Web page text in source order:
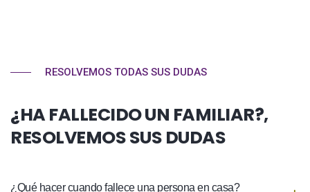
RESOLVEMOS TODAS SUS DUDAS
¿HA FALLECIDO UN FAMILIAR?,
RESOLVEMOS SUS DUDAS
¿Qué hacer cuando fallece una persona en casa?